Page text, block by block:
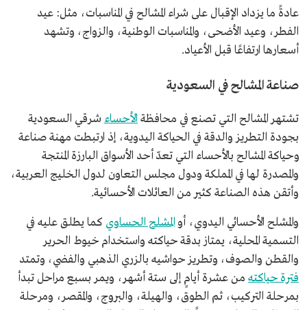
عادةً ما يزداد الإقبال على شراء المشالح في المناسبات، مثل: عيد
الفطر، وعيد الأضحى، والمناسبات الوطنية، والزواج، وتشهد
أسعارها ارتفاعًا قبل الأعياد.
صناعة المشالح في السعودية
تشتهر المشالح التي تصنع في محافظة الأحساء شرقي السعودية
بجودة التطريز والدقة في الحياكة اليدوية، إذ ارتبطت مهنة صناعة
وحياكة المشالح بالأحساء التي تعدّ أحد الأسواق البارزة المنتجة
والمصدرة لها في المملكة ودول مجلس التعاون لدول الخليج العربية،
وأتقن هذه الصناعة كثير من العائلات الأحسائية.
والمشلح الأحسائي اليدوي، أوالمشلح الحساوي كما يطلق عليه في
التسمية المحلية، يمتاز بدقة حياكته واستخدام خيوط الحرير
والقطن والصوف، وتطريز حواشيه بالزري الذهبي والفضي، وتمتد
فترة حياكته من عشرة أيامٍ إلى ستة أشهر، ويمر بسبع مراحل تبدأ
بمرحلة التركيب، ثم الطوق، والهيلة، والبروج، والمقصر، ومرحلة